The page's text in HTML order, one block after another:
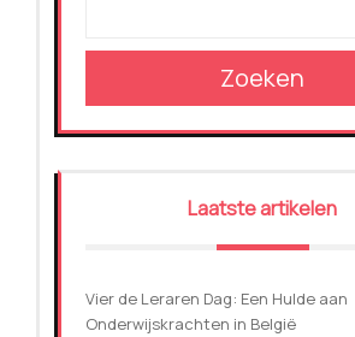
Zoeken
Laatste artikelen
Vier de Leraren Dag: Een Hulde aan
Onderwijskrachten in België